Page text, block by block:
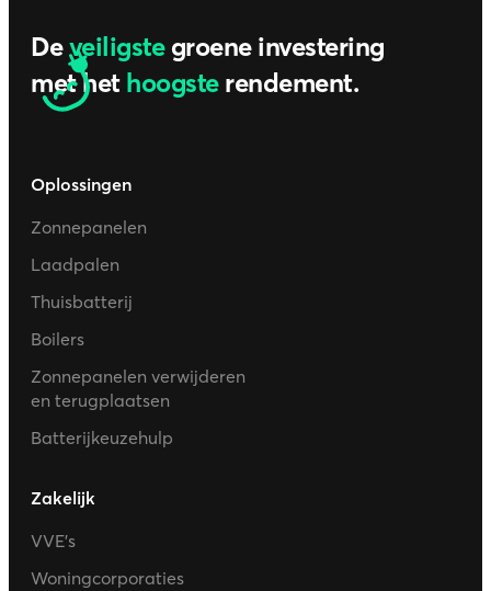
Deveiligstegroene investering
met het hoogsterendement.
Oplossingen
Zonnepanelen
Laadpalen
Thuisbatterij
Boilers
Zonnepanelen verwijderen
en terugplaatsen
Batterijkeuzehulp
Zakelijk
VVE’s
Woningcorporaties